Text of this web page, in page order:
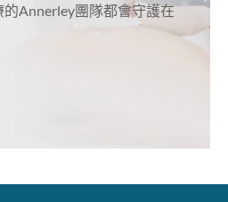
的Annerley團隊都會守護在